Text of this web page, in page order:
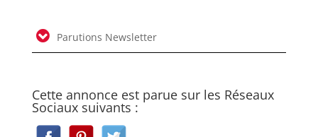
Parutions Newsletter
Cette annonce est parue sur les Réseaux
Sociaux suivants :